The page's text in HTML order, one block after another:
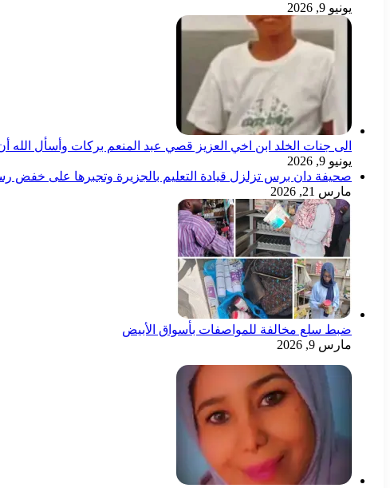
يونيو 9, 2026
الى جنات الخلد ابن اخي العزيز قصي عبد المنعم بركات وأسأل الله
يونيو 9, 2026
صحيفة دان برس تزلزل قيادة التعليم بالجزيرة وتجبرها على خفض
مارس 21, 2026
ضبط سلع مخالفة للمواصفات بأسواق الأبيض
مارس 9, 2026